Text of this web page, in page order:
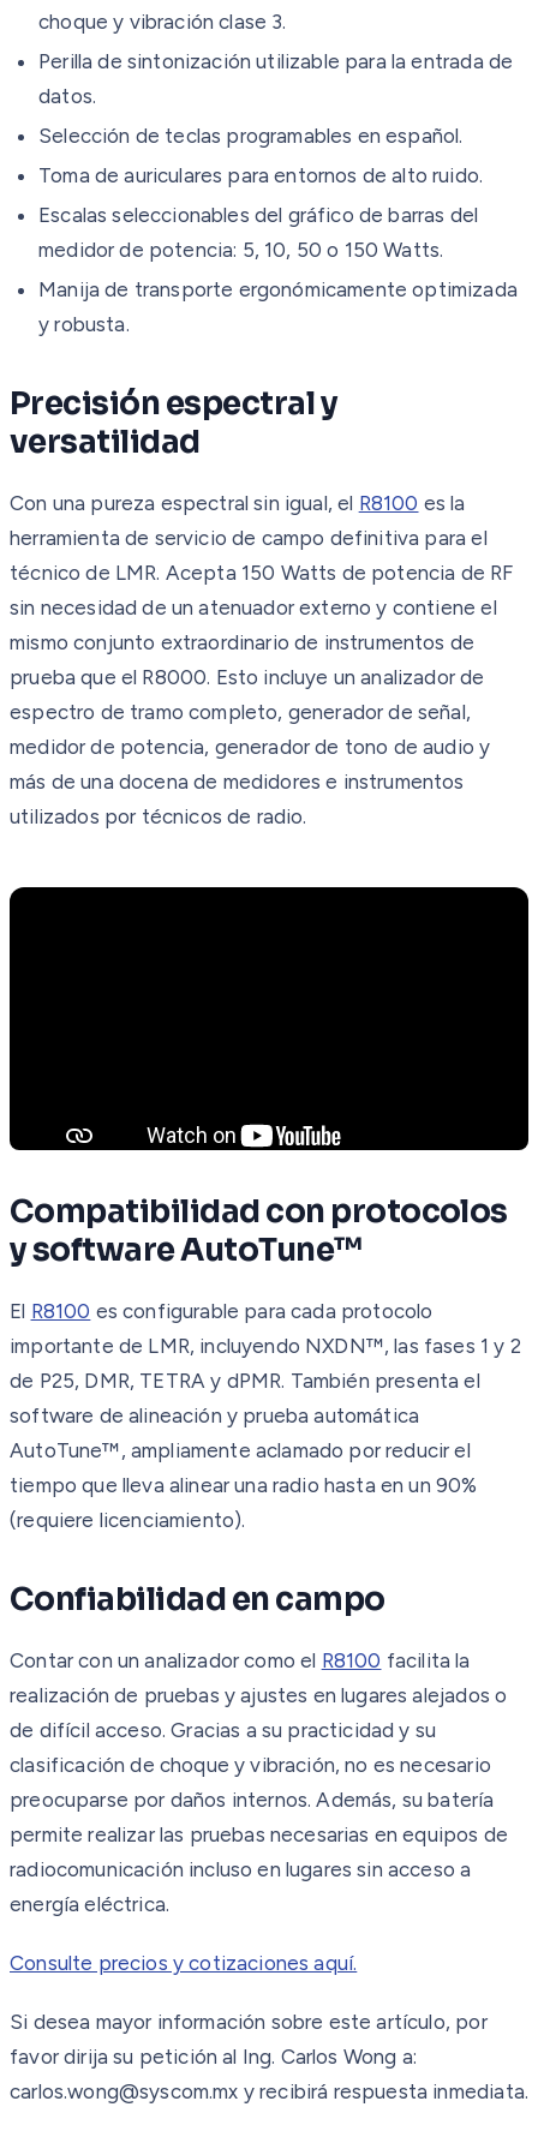
choque y vibración clase 3.
Perilla de sintonización utilizable para la entrada de
datos.
Selección de teclas programables en español.
Toma de auriculares para entornos de alto ruido.
Escalas seleccionables del gráfico de barras del
medidor de potencia: 5, 10, 50 o 150 Watts.
Manija de transporte ergonómicamente optimizada
y robusta.
Precisión espectral y
versatilidad
Con una pureza espectral sin igual, el R8100 es la
herramienta de servicio de campo definitiva para el
técnico de LMR. Acepta 150 Watts de potencia de RF
sin necesidad de un atenuador externo y contiene el
mismo conjunto extraordinario de instrumentos de
prueba que el R8000. Esto incluye un analizador de
espectro de tramo completo, generador de señal,
medidor de potencia, generador de tono de audio y
más de una docena de medidores e instrumentos
utilizados por técnicos de radio.
Compatibilidad con protocolos
y software AutoTune™
El R8100 es configurable para cada protocolo
importante de LMR, incluyendo NXDN™, las fases 1 y 2
de P25, DMR, TETRA y dPMR. También presenta el
software de alineación y prueba automática
AutoTune™, ampliamente aclamado por reducir el
tiempo que lleva alinear una radio hasta en un 90%
(requiere licenciamiento).
Confiabilidad en campo
Contar con un analizador como el R8100 facilita la
realización de pruebas y ajustes en lugares alejados o
de difícil acceso. Gracias a su practicidad y su
clasificación de choque y vibración, no es necesario
preocuparse por daños internos. Además, su batería
permite realizar las pruebas necesarias en equipos de
radiocomunicación incluso en lugares sin acceso a
energía eléctrica.
Consulte precios y cotizaciones aquí.
Si desea mayor información sobre este artículo, por
favor dirija su petición al Ing. Carlos Wong a:
carlos.wong@syscom.mx y recibirá respuesta inmediata.